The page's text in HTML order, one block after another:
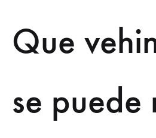
Que
se